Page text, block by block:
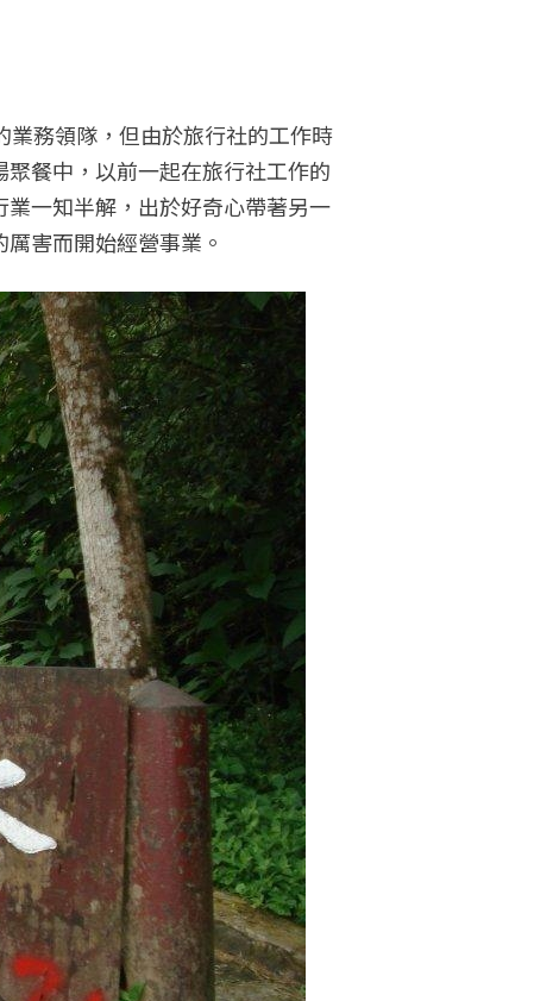
務領隊，但由於旅行社的工作時
餐中，以前一起在旅行社工作的
一知半解，出於好奇心帶著另一
害而開始經營事業。